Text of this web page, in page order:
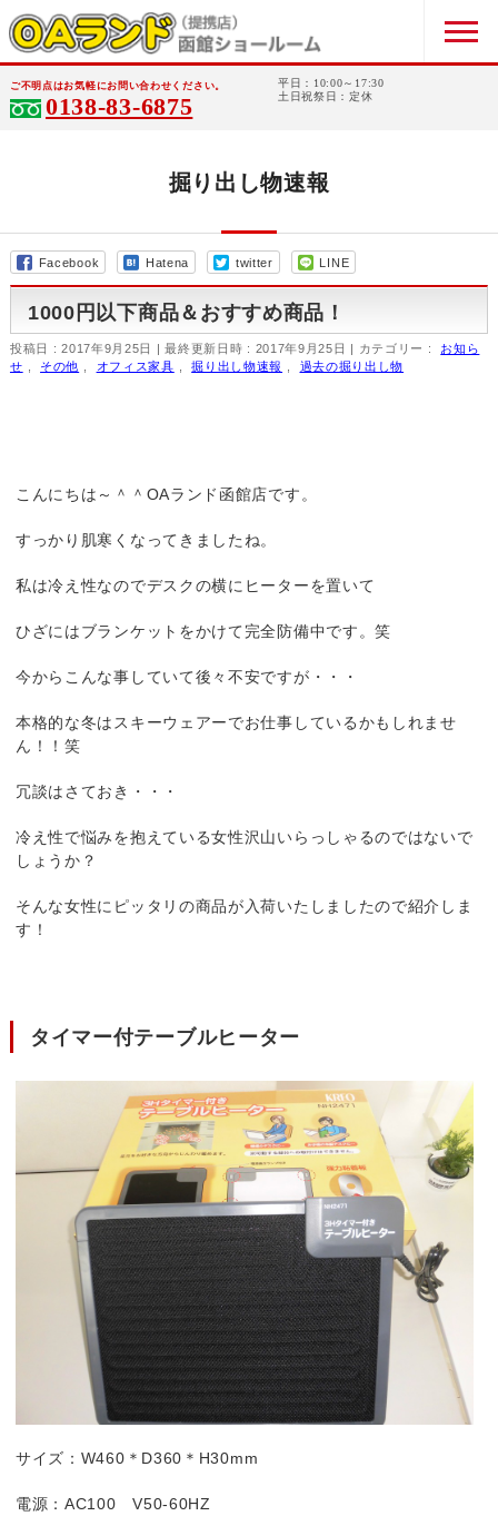
ご不明点はお気軽にお問い合わせください。
0138-83-6875
平日：10:00～17:30
土日祝祭日：定休
掘り出し物速報
Facebook Hatena twitter LINE
1000円以下商品＆おすすめ商品！
投稿日 : 2017年9月25日 最終更新日時 : 2017年9月25日 カテゴリー :
お知ら
せ
その他 オフィス家具 掘り出し物速報 過去の掘り出し物
こんにちは～＾＾OAランド函館店です。
すっかり肌寒くなってきましたね。
私は冷え性なのでデスクの横にヒーターを置いて
ひざにはブランケットをかけて完全防備中です。笑
今からこんな事していて後々不安ですが・・・
本格的な冬はスキーウェアーでお仕事しているかもしれませ
ん！！笑
冗談はさておき・・・
冷え性で悩みを抱えている女性沢山いらっしゃるのではないで
しょうか？
そんな女性にピッタリの商品が入荷いたしましたので紹介しま
す！
タイマー付テーブルヒーター
サイズ：W460＊D360＊H30mm
電源：AC100 V50-60HZ